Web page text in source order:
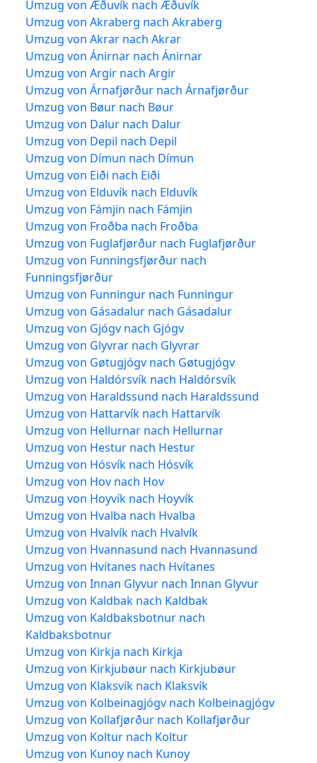
Umzug von Æðuvík nach Æðuvík
Umzug von Akraberg nach Akraberg
Umzug von Akrar nach Akrar
Umzug von Ánirnar nach Ánirnar
Umzug von Argir nach Argir
Umzug von Árnafjørður nach Árnafjørður
Umzug von Bøur nach Bøur
Umzug von Dalur nach Dalur
Umzug von Depil nach Depil
Umzug von Dímun nach Dímun
Umzug von Eiði nach Eiði
Umzug von Elduvík nach Elduvík
Umzug von Fámjin nach Fámjin
Umzug von Froðba nach Froðba
Umzug von Fuglafjørður nach Fuglafjørður
Umzug von Funningsfjørður nach
Funningsfjørður
Umzug von Funningur nach Funningur
Umzug von Gásadalur nach Gásadalur
Umzug von Gjógv nach Gjógv
Umzug von Glyvrar nach Glyvrar
Umzug von Gøtugjógv nach Gøtugjógv
Umzug von Haldórsvík nach Haldórsvík
Umzug von Haraldssund nach Haraldssund
Umzug von Hattarvík nach Hattarvík
Umzug von Hellurnar nach Hellurnar
Umzug von Hestur nach Hestur
Umzug von Hósvík nach Hósvík
Umzug von Hov nach Hov
Umzug von Hoyvík nach Hoyvík
Umzug von Hvalba nach Hvalba
Umzug von Hvalvík nach Hvalvík
Umzug von Hvannasund nach Hvannasund
Umzug von Hvítanes nach Hvítanes
Umzug von Innan Glyvur nach Innan Glyvur
Umzug von Kaldbak nach Kaldbak
Umzug von Kaldbaksbotnur nach
Kaldbaksbotnur
Umzug von Kirkja nach Kirkja
Umzug von Kirkjubøur nach Kirkjubøur
Umzug von Klaksvík nach Klaksvík
Umzug von Kolbeinagjógv nach Kolbeinagjógv
Umzug von Kollafjørður nach Kollafjørður
Umzug von Koltur nach Koltur
Umzug von Kunoy nach Kunoy